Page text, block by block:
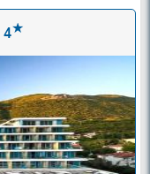
4★